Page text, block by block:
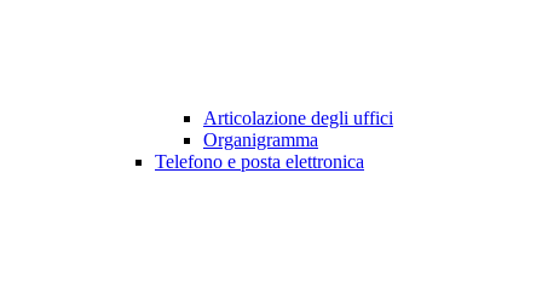
Articolazione degli uffici
Organigramma
Telefono e posta elettronica